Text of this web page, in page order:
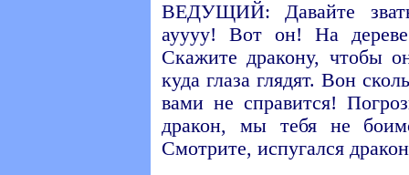
ВЕДУЩИЙ: Давайте
ауууу! Вот он! На
Скажите дракону, чтобы
куда глаза глядят. Вон
вами не справится!
дракон, мы тебя не
Смотрите, испугался